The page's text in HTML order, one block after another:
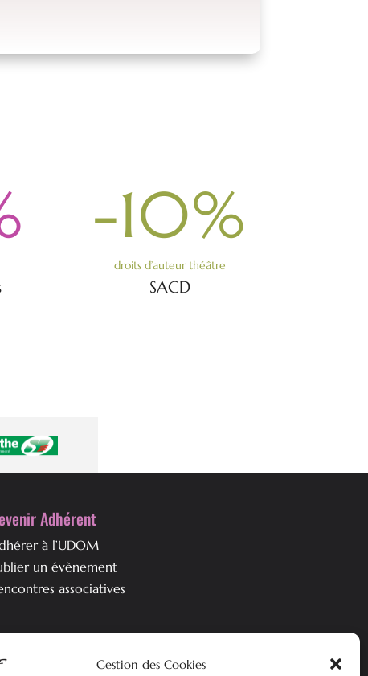
Gestion des Cookies
-10%
droits d’auteur théâtre
SACD
Adhérent
à l’UDOM
un évènement
associatives
est l’UDOM ?